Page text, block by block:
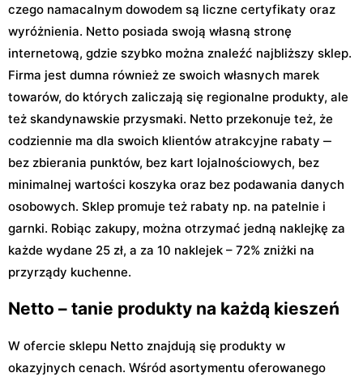
czego namacalnym dowodem są liczne certyfikaty oraz
wyróżnienia. Netto posiada swoją własną stronę
internetową, gdzie szybko można znaleźć najbliższy sklep.
Firma jest dumna również ze swoich własnych marek
towarów, do których zaliczają się regionalne produkty, ale
też skandynawskie przysmaki. Netto przekonuje też, że
codziennie ma dla swoich klientów atrakcyjne rabaty ‒
bez zbierania punktów, bez kart lojalnościowych, bez
minimalnej wartości koszyka oraz bez podawania danych
osobowych. Sklep promuje też rabaty np. na patelnie i
garnki. Robiąc zakupy, można otrzymać jedną naklejkę za
każde wydane 25 zł, a za 10 naklejek – 72% zniżki na
przyrządy kuchenne.
Netto – tanie produkty na każdą kieszeń
W ofercie sklepu Netto znajdują się produkty w
okazyjnych cenach. Wśród asortymentu oferowanego